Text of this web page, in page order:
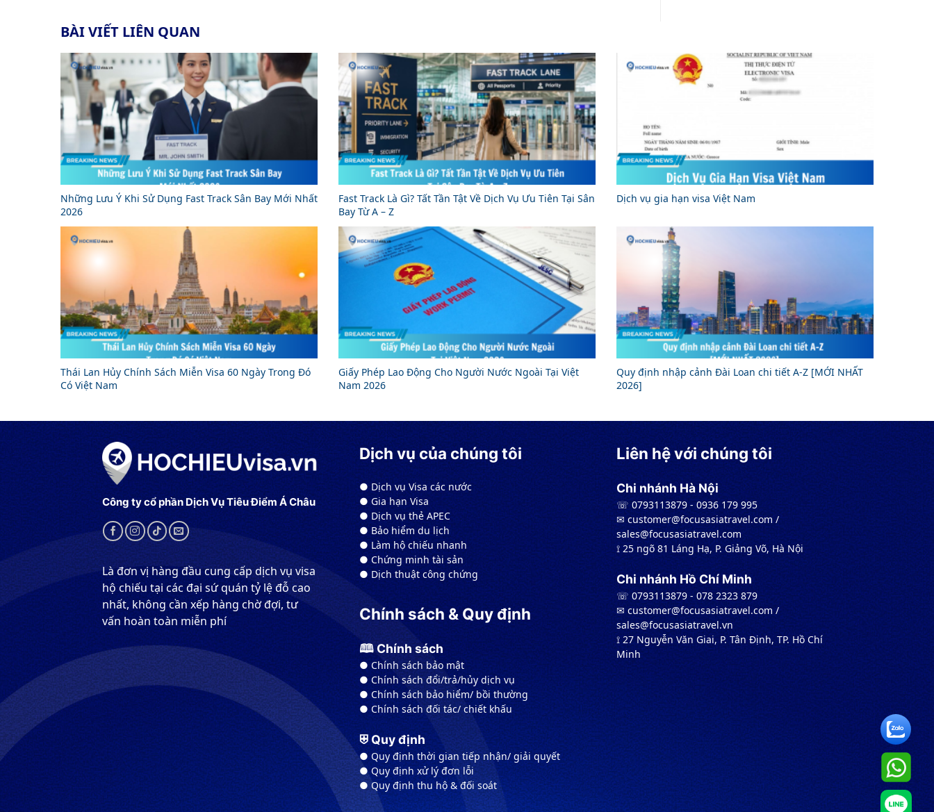
BÀI VIẾT LIÊN QUAN
Những Lưu Ý Khi Sử Dụng Fast Track Sân Bay Mới Nhất
2026
Fast Track Là Gì? Tất Tần Tật Về Dịch Vụ Ưu Tiên Tại Sân
Bay Từ A – Z
Dịch vụ gia hạn visa Việt Nam
Thái Lan Hủy Chính Sách Miễn Visa 60 Ngày Trong Đó
Có Việt Nam
Giấy Phép Lao Động Cho Người Nước Ngoài Tại Việt
Nam 2026
Quy định nhập cảnh Đài Loan chi tiết A-Z [MỚI NHẤT
2026]
Công ty cổ phần Dịch Vụ Tiêu Điểm Á Châu
Là đơn vị hàng đầu cung cấp dịch vụ visa
hộ chiếu tại các đại sứ quán tỷ lệ đỗ cao
nhất, không cần xếp hàng chờ đợi, tư
vấn hoàn toàn miễn phí
Dịch vụ của chúng tôi
● Dịch vụ Visa các nước
● Gia hạn Visa
● Dịch vụ thẻ APEC
● Bảo hiểm du lịch
● Làm hộ chiếu nhanh
● Chứng minh tài sản
● Dịch thuật công chứng
Chính sách & Quy định
🕮 Chính sách
● Chính sách bảo mật
● Chính sách đổi/trả/hủy dịch vụ
● Chính sách bảo hiểm/ bồi thường
● Chính sách đối tác/ chiết khấu
⛨ Quy định
● Quy định thời gian tiếp nhận/ giải quyết
● Quy định xử lý đơn lỗi
● Quy định thu hộ & đối soát
Liên hệ với chúng tôi
Chi nhánh Hà Nội
☏ 0793113879 - 0936 179 995
✉︎ customer@focusasiatravel.com /
sales@focusasiatravel.com
⟟ 25 ngõ 81 Láng Hạ, P. Giảng Võ, Hà Nội
Chi nhánh Hồ Chí Minh
☏ 0793113879 - 078 2323 879
✉︎ customer@focusasiatravel.com /
sales@focusasiatravel.vn
⟟ 27 Nguyễn Văn Giai, P. Tân Định, TP. Hồ Chí
Minh